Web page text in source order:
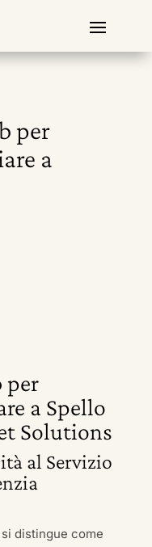
per
a
per
a Spello
Solutions
al Servizio
distingue come